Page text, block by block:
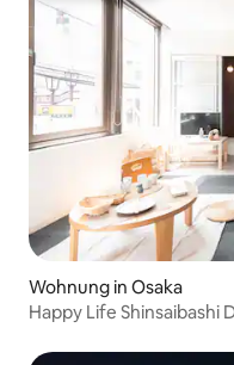
Wohnung in Osaka